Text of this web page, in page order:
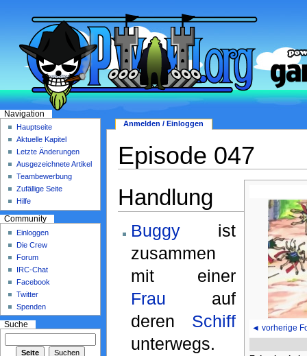
Episode 047
◄ vorherige
Handlung
Buggyist
zusammen
mit einer
Frau auf
deren Schiff
unterwegs.
Anmelden / Einloggen
Navigation
Hauptseite
Aktuelle Kapitel
Letzte Änderungen
Ausgezeichnete Artikel
Teambewerbung
Zufällige Seite
Hilfe
Community
Einloggen
Die Crew
Forum
IRC-Chat
Facebook
Twitter
Spenden
Suche